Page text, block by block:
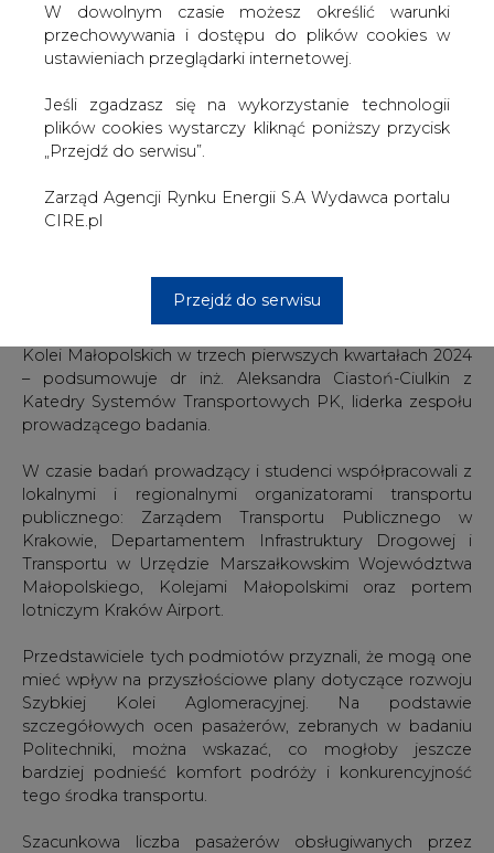
W dowolnym czasie możesz określić warunki
przechowywania i dostępu do plików cookies w
ustawieniach przeglądarki internetowej.
Jeśli zgadzasz się na wykorzystanie technologii
plików cookies wystarczy kliknąć poniższy przycisk
„Przejdź do serwisu”.
Zarząd Agencji Rynku Energii S.A Wydawca portalu
CIRE.pl
Przejdź do serwisu
Polacy jeżdżą koleją
pomocą ankiet internetowych i wywiadów
bezpośrednich - przebadali pasażerów linii: Wieliczka -
Kraków Airport, Sędziszów - Oświęcim, Oświęcim -
pasażerów co sądzą o przewozach.
Potwierdzeniem wysokiej jakości świadczonych usług
jest niewątpliwie 53-procentowy wzrost liczby pasażerów
Kolei Małopolskich w trzech pierwszych kwartałach 2024
– podsumowuje dr inż. Aleksandra Ciastoń-Ciulkin z
Katedry Systemów Transportowych PK, liderka zespołu
prowadzącego badania.
W czasie badań prowadzący i studenci współpracowali z
lokalnymi i regionalnymi organizatorami transportu
publicznego: Zarządem Transportu Publicznego w
Krakowie, Departamentem Infrastruktury Drogowej i
Transportu w Urzędzie Marszałkowskim Województwa
Małopolskiego, Kolejami Małopolskimi oraz portem
lotniczym Kraków Airport.
Przedstawiciele tych podmiotów przyznali, że mogą one
mieć wpływ na przyszłościowe plany dotyczące rozwoju
Szybkiej Kolei Aglomeracyjnej. Na podstawie
szczegółowych ocen pasażerów, zebranych w badaniu
Politechniki, można wskazać, co mogłoby jeszcze
bardziej podnieść komfort podróży i konkurencyjność
tego środka transportu.
Szacunkowa liczba pasażerów obsługiwanych przez